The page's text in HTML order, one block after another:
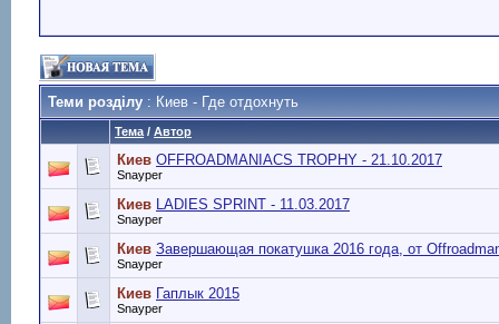
Теми розділу : Киев - Где отдохнуть
Тема / Автор
Киев OFFROADMANIACS TROPHY - 21.10.2017
Snayper
Киев LADIES SPRINT - 11.03.2017
Snayper
Киев Завершающая покатушка 2016 года, от
Snayper
Киев Гаплык 2015
Snayper